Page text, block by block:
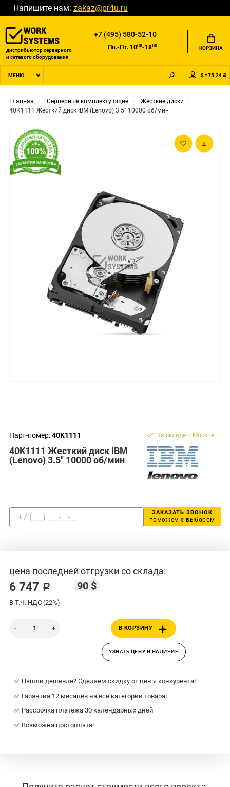
Напишите нам: zakaz@pr4u.ru
дистрибьютор серверного
и сетевого оборудования
+7 (495) 580-52-10
Пн.-Пт. 1000-1800 КОРЗИНА
МЕНЮ $ =75.24 ₽
Главная Серверные комплектующие
Жёсткие диски
40K1111 Жесткий диск IBM (Lenovo) 3.5" 10000 об/мин
Парт-номер:40K1111
40K1111 Жесткий диск IBM
(Lenovo) 3.5" 10000 об/мин
На складе в Москве
ЗАКАЗАТЬ ЗВОНОК
поможем с выбором
цена последней отгрузки со склада:
6 747 ₽ 90 $
В Т.Ч. НДС (22%)
В КОРЗИНУ
УЗНАТЬ ЦЕНУ И НАЛИЧИЕ
✅ Нашли дешевле? Сделаем скидку от цены конкурента!
✅ Гарантия 12 месяцев на все категории товара!
✅ Рассрочка платежа 30 календарных дней
✅ Возможна постоплата!